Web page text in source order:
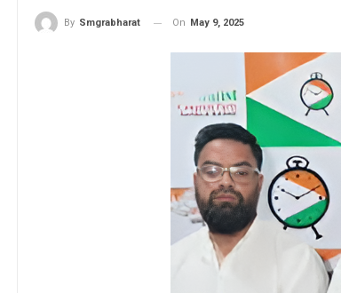
By Smgrabharat On May 9, 2025